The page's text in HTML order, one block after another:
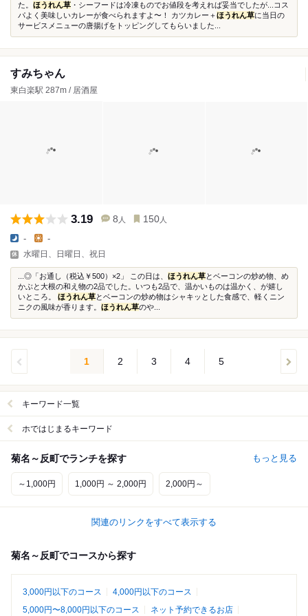
た。 ほうれん草 ・シーフードは冷凍ものでお値段を考えれば妥当でしたが...コス
パよく美味しいカレーが食べられますよ〜！ カツカレー＋ほうれん草に当日の
サービスメニューの唐揚げをトッピングしてもらいました...
すみちゃん
東白楽駅 287m / 居酒屋
3.19 8 人 150 人
- -
水曜日、日曜日、祝日
...◎「お通し（税込￥500）×2」 この日は、 ほうれん草とベーコンの炒め物、め
かぶと大根の和え物の2品でした。いつも2品で、温かいものは温かく、が嬉し
いところ。 ほうれん草とベーコンの炒め物はシャキッとした食感で、軽くニン
ニクの風味が香ります。 ほうれん草のや...
1 2 3 4 5
キーワード一覧
ホではじまるキーワード
菊名～反町でランチを探す もっと見る
～1,000円 1,000円 ～ 2,000円 2,000円～
関連のリンクをすべて表示する
菊名～反町でコースから探す
3,000円以下のコース
4,000円以下のコース
5,000円〜8,000円以下のコース
ネット予約できるお店